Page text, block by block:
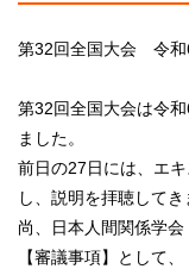
第32回全国大会 令和
第32回全国大会は令
ました。
前日の27日には、エ
し、説明を拝聴してき
尚、日本人間関係学会
【審議事項】として、